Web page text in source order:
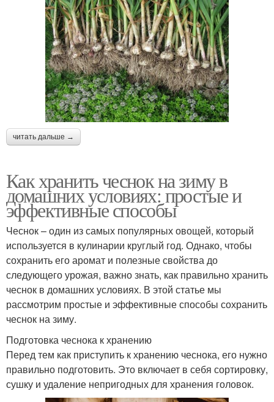
читать дальше →
Как хранить чеснок на зиму в
домашних условиях: простые и
эффективные способы
Чеснок – один из самых популярных овощей, который
используется в кулинарии круглый год. Однако, чтобы
сохранить его аромат и полезные свойства до
следующего урожая, важно знать, как правильно хранить
чеснок в домашних условиях. В этой статье мы
рассмотрим простые и эффективные способы сохранить
чеснок на зиму.
Подготовка чеснока к хранению
Перед тем как приступить к хранению чеснока, его нужно
правильно подготовить. Это включает в себя сортировку,
сушку и удаление непригодных для хранения головок.